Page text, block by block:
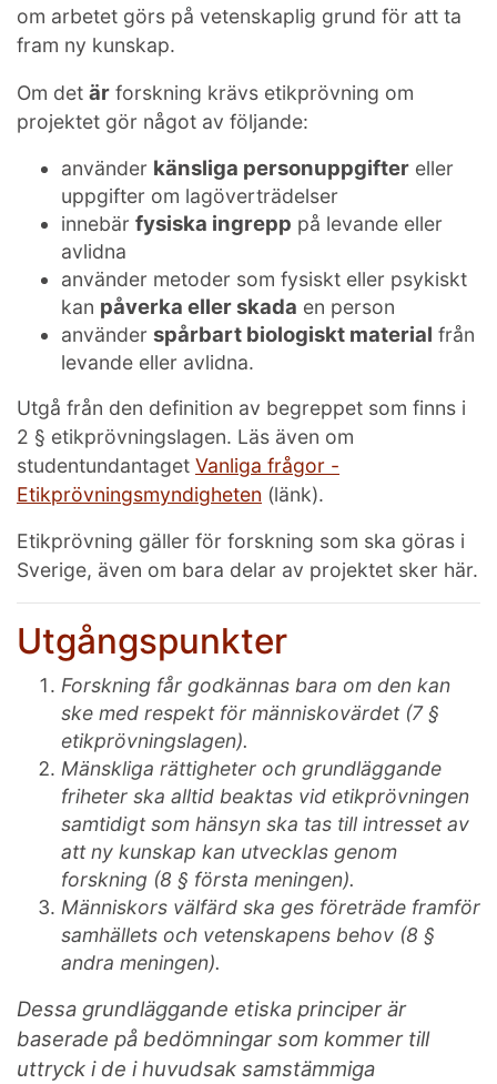
om arbetet görs på vetenskaplig grund för att ta
fram ny kunskap.
Om det är forskning krävs etikprövning om
projektet gör något av följande:
använder känsliga personuppgifter eller
uppgifter om lagöverträdelser
innebär fysiska ingrepp på levande eller
avlidna
använder metoder som fysiskt eller psykiskt
kan påverka eller skada en person
använder spårbart biologiskt material från
levande eller avlidna.
Utgå från den definition av begreppet som finns i
2 § etikprövningslagen. Läs även om
studentundantaget Vanliga frågor -
Etikprövningsmyndigheten (länk).
Etikprövning gäller för forskning som ska göras i
Sverige, även om bara delar av projektet sker här.
Utgångspunkter
Forskning får godkännas bara om den kan
ske med respekt för människovärdet (7 §
etikprövningslagen).
Mänskliga rättigheter och grundläggande
friheter ska alltid beaktas vid etikprövningen
samtidigt som hänsyn ska tas till intresset av
att ny kunskap kan utvecklas genom
forskning (8 § första meningen).
Människors välfärd ska ges företräde framför
samhällets och vetenskapens behov (8 §
andra meningen).
Dessa grundläggande etiska principer är
baserade på bedömningar som kommer till
uttryck i de i huvudsak samstämmiga